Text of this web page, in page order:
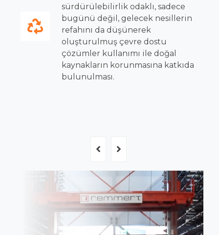
yaklaşımıyla, sektörde öncü
çözümler sunarak işletmenizin
gelecekteki ihtiyaçlarını da göz
önünde bulunduran, iş süreçleri
optimizasyonu ve artan verimlilik
ile işletmenizin uzun vadeli
başarılarına katkıda bulunan bir